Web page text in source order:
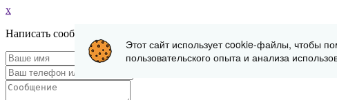
x
Написать сообщение
Этот сайт использует cookie-файлы, чтобы
пользовательского опыта и анализа